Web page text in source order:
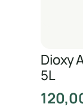
Dioxy
5L